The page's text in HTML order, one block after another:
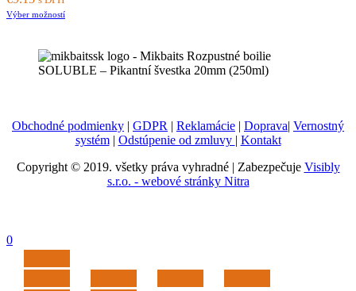
Výber možnostíThis
multiple
variants.
be
chosen
the
Obchodné podmienky | GDPR | Reklamácie | Doprava| Vernostný
systém| Odstúpenie od zmluvy | Kontakt
Copyright © 2019. všetky práva vyhradné | Zabezpečuje Visibly
s.r.o. - webové stránky Nitra
0